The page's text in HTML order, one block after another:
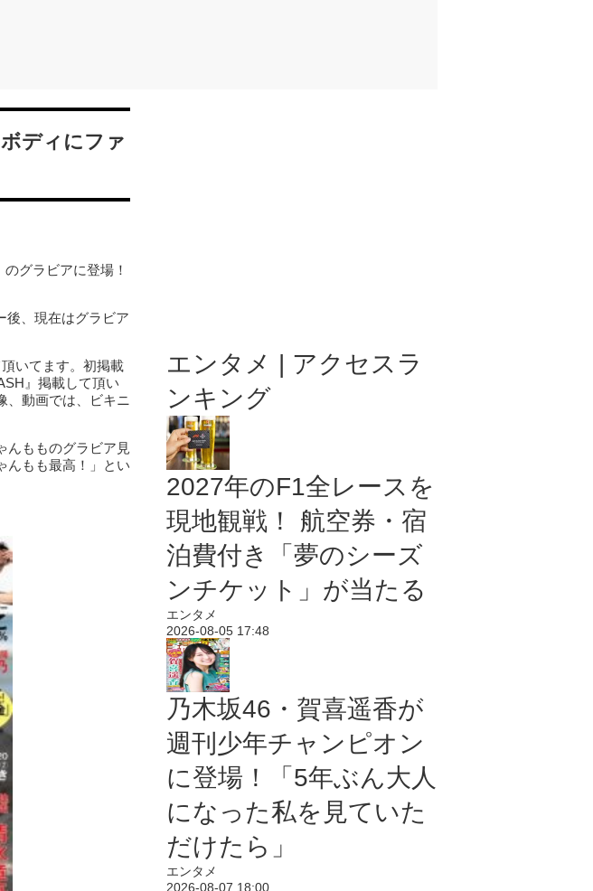
ディにファ
グラビアに登場！
後、現在はグラビア
いてます。初掲載
』掲載して頂い
、動画では、ビキニ
んもものグラビア見
んもも最高！」とい
エンタメ | アクセスラ
ンキング
2027年のF1全レースを
現地観戦！ 航空券・宿
泊費付き「夢のシーズ
ンチケット」が当たる
エンタメ
2026-08-05 17:48
乃木坂46・賀喜遥香が
週刊少年チャンピオン
に登場！「5年ぶん大人
になった私を見ていた
だけたら」
エンタメ
2026-08-07 18:00